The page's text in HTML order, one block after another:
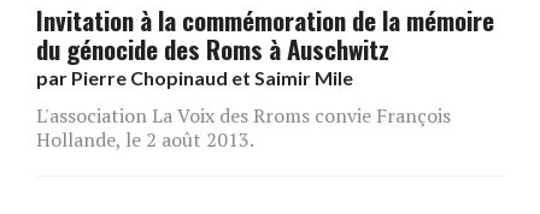
Invitation à la commémoration de la mémoire
du génocide des Roms à Auschwitz
par Pierre Chopinaud et Saimir Mile
L'association La Voix des Rroms convie François
Hollande, le 2 août 2013.